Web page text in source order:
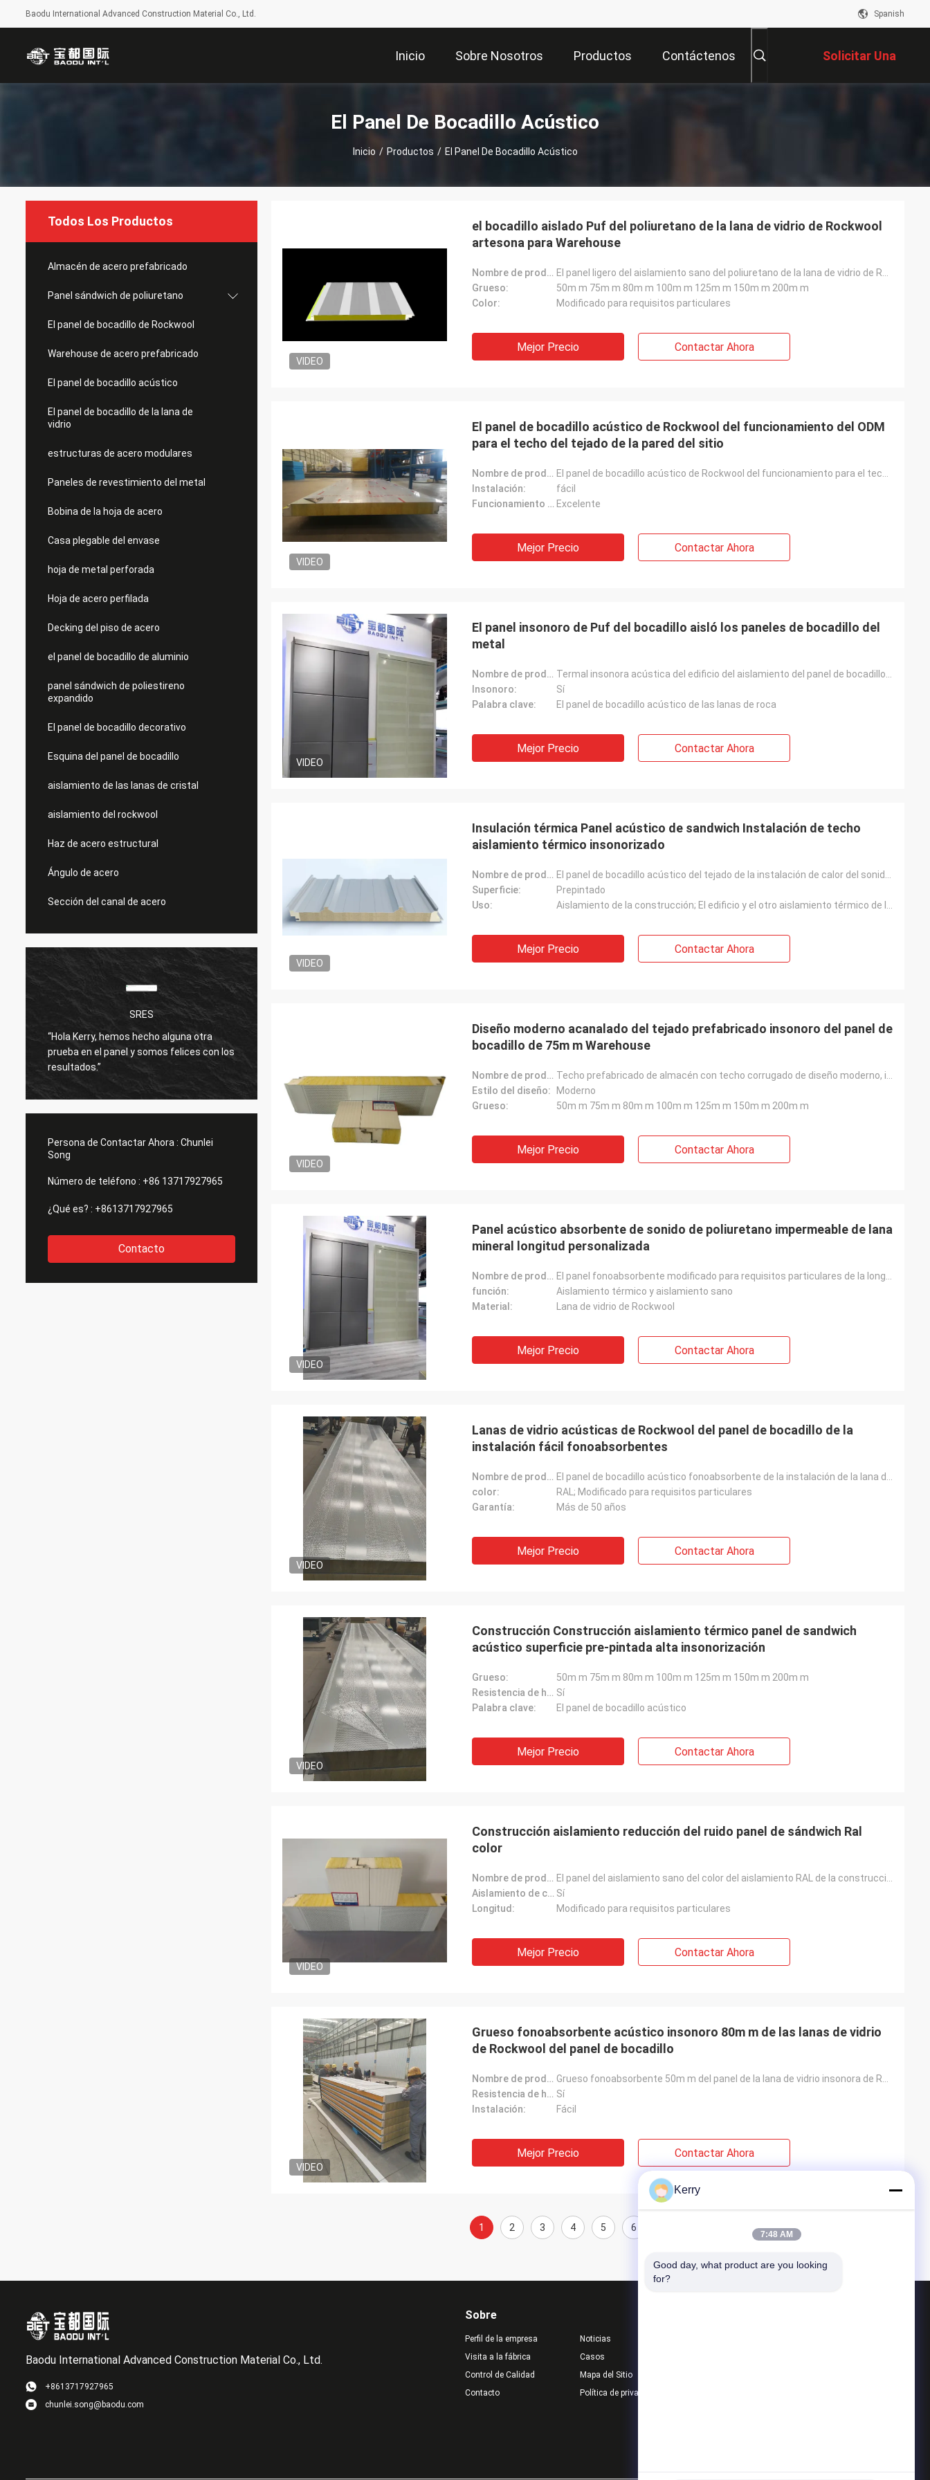
Baodu International Advanced Construction Material Co., Ltd. Spanish
Inicio Sobre Nosotros Productos Contáctenos Solicitar Una
Cotización
El Panel De Bocadillo Acústico
Inicio / Productos / El Panel De Bocadillo Acústico
Todos Los Productos
Almacén de acero prefabricado
Panel sándwich de poliuretano
El panel de bocadillo de Rockwool
Warehouse de acero prefabricado
El panel de bocadillo acústico
El panel de bocadillo de la lana de
vidrio
estructuras de acero modulares
Paneles de revestimiento del metal
Bobina de la hoja de acero
Casa plegable del envase
hoja de metal perforada
Hoja de acero perfilada
Decking del piso de acero
el panel de bocadillo de aluminio
panel sándwich de poliestireno
expandido
El panel de bocadillo decorativo
Esquina del panel de bocadillo
aislamiento de las lanas de cristal
aislamiento del rockwool
Haz de acero estructural
Ángulo de acero
Sección del canal de acero
SRES
“Hola Kerry, hemos hecho alguna otra
prueba en el panel y somos felices con los
resultados.”
“Lo recibimos hace 8 días y todo fue le
agradece muy bien que somos felices de
cosa que comunicamos con usted”
Persona de Contactar Ahora : Chunlei
Song
Número de teléfono : +86 13717927965
¿Qué es? : +8613717927965
Contacto
VIDEO
el bocadillo aislado Puf del poliuretano de la lana de vidrio de Rockwool
artesona para Warehouse
Nombre de producto:
Grueso:
50m m 75m m 80m m 100m m 125m m 150m m 200m m
Color:
Modificado para requisitos particulares
Mejor Precio Contactar Ahora
VIDEO
El panel de bocadillo acústico de Rockwool del funcionamiento del ODM
para el techo del tejado de la pared del sitio
Nombre de producto:
Instalación:
fácil
Funcionamiento acústico: Excelente
Mejor Precio Contactar Ahora
VIDEO
El panel insonoro de Puf del bocadillo aisló los paneles de bocadillo del
metal
Nombre de producto:
Insonoro:
Sí
Palabra clave:
El panel de bocadillo acústico de las lanas de roca
Mejor Precio Contactar Ahora
VIDEO
Insulación térmica Panel acústico de sandwich Instalación de techo
aislamiento térmico insonorizado
Nombre de producto:
Superficie:
Prepintado
Uso:
Mejor Precio Contactar Ahora
VIDEO
Diseño moderno acanalado del tejado prefabricado insonoro del panel de
bocadillo de 75m m Warehouse
Nombre de producto:
Estilo del diseño:
Moderno
Grueso:
50m m 75m m 80m m 100m m 125m m 150m m 200m m
Mejor Precio Contactar Ahora
VIDEO
Panel acústico absorbente de sonido de poliuretano impermeable de lana
mineral longitud personalizada
Nombre de producto:
función:
Aislamiento térmico y aislamiento sano
Material:
Lana de vidrio de Rockwool
Mejor Precio Contactar Ahora
VIDEO
Lanas de vidrio acústicas de Rockwool del panel de bocadillo de la
instalación fácil fonoabsorbentes
Nombre de producto:
color:
RAL; Modificado para requisitos particulares
Garantía:
Más de 50 años
Mejor Precio Contactar Ahora
VIDEO
Construcción Construcción aislamiento térmico panel de sandwich
acústico superficie pre-pintada alta insonorización
Grueso:
50m m 75m m 80m m 100m m 125m m 150m m 200m m
Resistencia de humedad: Sí
Palabra clave:
El panel de bocadillo acústico
Mejor Precio Contactar Ahora
VIDEO
Construcción aislamiento reducción del ruido panel de sándwich Ral
color
Nombre de producto:
Aislamiento de calor: Sí
Longitud:
Modificado para requisitos particulares
Mejor Precio Contactar Ahora
VIDEO
Grueso fonoabsorbente acústico insonoro 80m m de las lanas de vidrio
de Rockwool del panel de bocadillo
Nombre de producto:
Resistencia de humedad: Sí
Instalación:
Fácil
Mejor Precio Contactar Ahora
1 2 3 4 5 6
Baodu International Advanced Construction Material Co., Ltd.
+8613717927965
chunlei.song@baodu.com
Sobre
Perfil de la empresa
Visita a la fábrica
Control de Calidad
Contacto
Noticias
Casos
Mapa del Sitio
Política de privacidad
Kerry
7:48 AM
Good day, what product are you looking
for?